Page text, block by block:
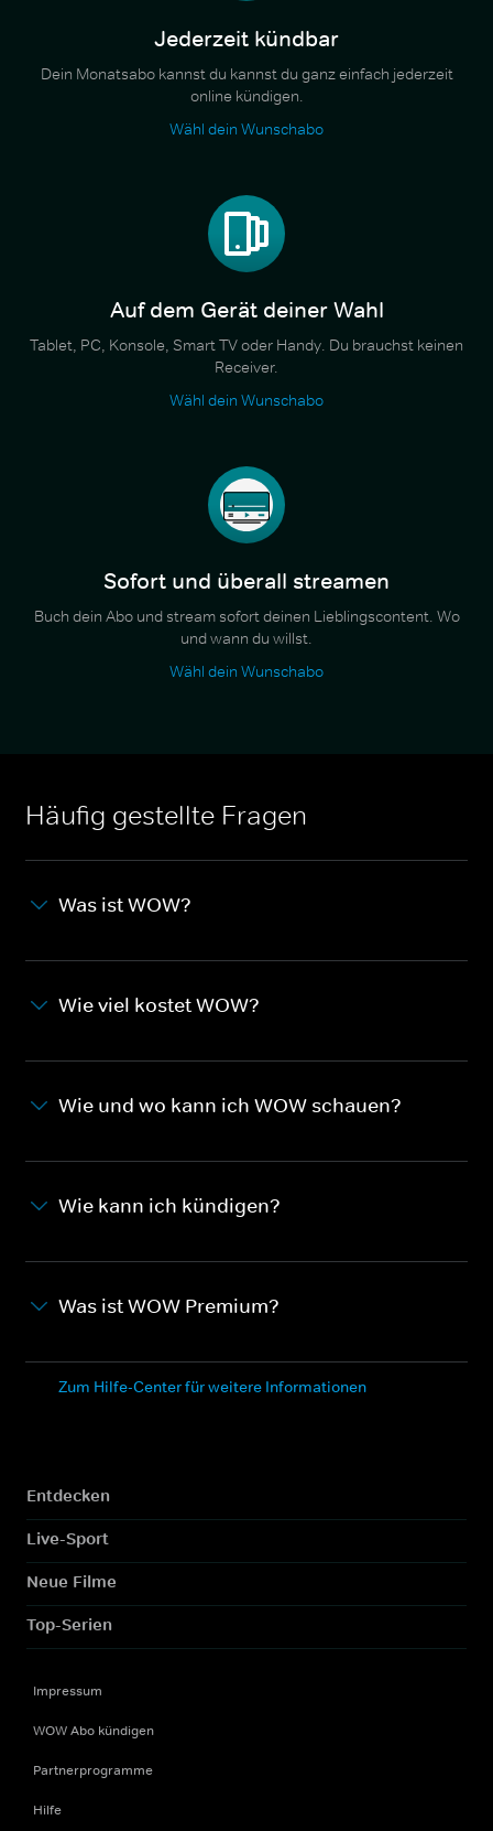
Jederzeit kündbar
Dein Monatsabo kannst du kannst du ganz einfach jederzeit
online kündigen.
Wähl dein Wunschabo
Auf dem Gerät deiner Wahl
Tablet, PC, Konsole, Smart TV oder Handy. Du brauchst keinen
Receiver.
Wähl dein Wunschabo
Sofort und überall streamen
Buch dein Abo und stream sofort deinen Lieblingscontent. Wo
und wann du willst.
Wähl dein Wunschabo
Häufig gestellte Fragen
Was ist WOW?
Wie viel kostet WOW?
Wie und wo kann ich WOW schauen?
Wie kann ich kündigen?
Was ist WOW Premium?
Zum Hilfe-Center für weitere Informationen
Entdecken
Live-Sport
Neue Filme
Top-Serien
Impressum
WOW Abo kündigen
Partnerprogramme
Hilfe